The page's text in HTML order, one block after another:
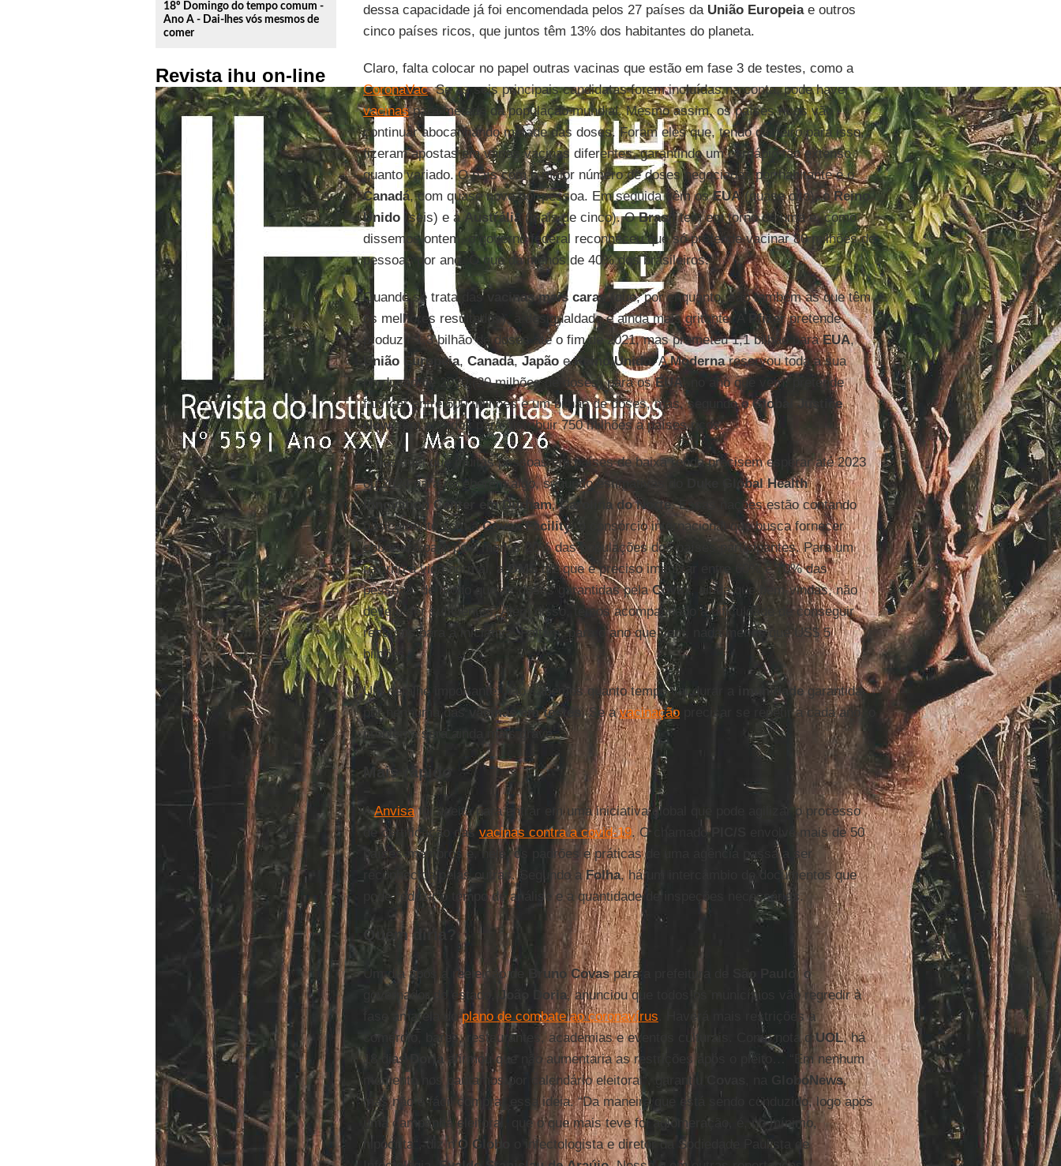
18º Domingo do tempo comum -
Ano A - Dai-lhes vós mesmos de
comer
Revista ihu on-line
dessa capacidade já foi encomendada pelos 27 países da União Europeiae outros
cinco países ricos, que juntos têm 13% dos habitantes do planeta.
Claro, falta colocar no papel outras vacinas que estão em fase 3 de testes, como a
CoronaVac. Se as seis principais candidatas forem incluídas na conta, pode haver
vacinaspara metade da população mundial. Mesmo assim, os países ricos vão
continuar abocanhando metade das doses. Foram eles que, tendo dinheiro para isso,
fizeram apostas em várias vacinas diferentes, garantindo um cardápio tão extenso
quanto variado. O país com o maior número de doses negociadas por habitante é o
Canadá, com quase nove por pessoa. Em seguida vêm osEUA(quase oito), oReino
Unido(seis) e aAustŕália(mais de cinco). OBrasiltem em torno de uma e, como
dissemos ontem, o governo federal reconheceu que só pretende vacinar 80 milhões de
pessoas por ano. O que dá menos de 40% dos brasileiros.
Quando se trata das vacinas mais caras(que, por enquanto, são também as que têm
os melhores resultados), a desigualdade é ainda mais gritante. A Pfizerpretende
produzir 1,3 bilhão de doses até o fim de 2021, mas prometeu 1,1 bilhão paraEUA,
União Europeia, Canadá,JapãoeReino Unido. AModernareservou toda a sua
produção de 2020 (20 milhões de doses) para osEUA; no ano que vem, pretende
fabricar entre 500 milhões e um bilhão de doses, mas, segundo oGlobal Justice
Now, tem acordos para distribuir 750 milhões a países ricos.
É possível que muitas pessoas em países de baixa renda precisem esperar até 2023
ou 2024 para receberem algo, segundo estimativas do
Global Health
Innovation Center em Durham,Carolina do Norte. Essas nações estão contando
basicamente com aCovax Facility, o consórcio internacional que busca fornecer
cobertura para pelo menos 20% das populações dos países participantes. Para um
retorno à vida normal, aOMSdiz que é preciso imunizar entre 60% e 70% das
pessoas, de modo que as doses garantidas pelaCovax, ainda que bem-vindas, não
devem ser suficientes. Além disso, temos acompanhado a dificuldade de conseguir
recursos para a iniciativa. Faltam, para o ano que vem, nada menos que US$ 5
bilhões.
Um detalhe importante: não sabemos quanto tempo vai durar a imunidadegarantida
por nenhuma das
vacinas em testes. Se avacinaçãoprecisar se repetir a cada ano, o
problema será ainda mais grave.
Mais rápido
AAnvisafoi aceita para entrar em uma iniciativa global que pode agilizar o processo
de certificação das vacinas contra a covid-19. O chamadoPIC/S
envolve mais de 50
países-membros e, nele, os padrões e práticas de uma agência passa a ser
reconhecida pelas outras. Segundo aFolha, há um intercâmbio de documentos que
pode reduzir o tempo de análise e a quantidade de inspeções necessárias.
Quem diria?
Um dia após a reeleição de Bruno Covaspara a prefeitura de São
, o
governador do estado,
João Doria, anunciou que todos os municípios vão regredir à
fase amarela doplano de combate ao coronavírus . Haverá mais restrições a
comércio, bares, restaurantes, academias e eventos culturais. Como nota oUOL, há
18 dias
Doriaafirmou que não aumentaria as restrições após o pleito… “Em nenhum
momento nos pautamos por calendário eleitoral“, garantiu
GloboNews,
mas não é fácil comprar essa ideia. “Da maneira que está sendo conduzido, logo após
uma campanha eleitoral, que o que mais teve foi aglomeração, é, no mínimo,
hipócrita“, diz n’O Globo
o infectologista e diretor da Sociedade Paulista de